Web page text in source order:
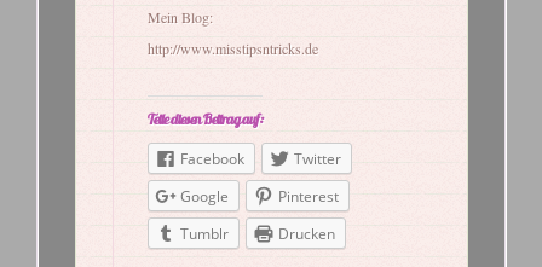
Mein Blog:
http://www.misstipsntricks.de
Teile diesen Beitrag auf:
Facebook
Twitter
Google
Pinterest
Tumblr
Drucken